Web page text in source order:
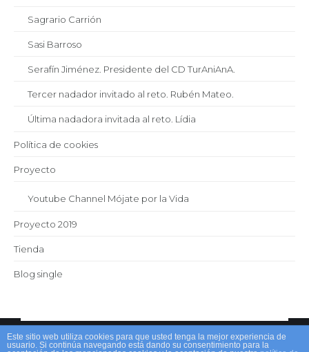
Sagrario Carrión
Sasi Barroso
Serafín Jiménez. Presidente del CD TurAniAnA.
Tercer nadador invitado al reto. Rubén Mateo.
Última nadadora invitada al reto. Lídia
Política de cookies
Proyecto
Youtube Channel Mójate por la Vida
Proyecto 2019
Tienda
Blog single
Mójateporlavida.org
Este sitio web utiliza cookies para que usted tenga la mejor experiencia de
usuario. Si continúa navegando está dando su consentimiento para la